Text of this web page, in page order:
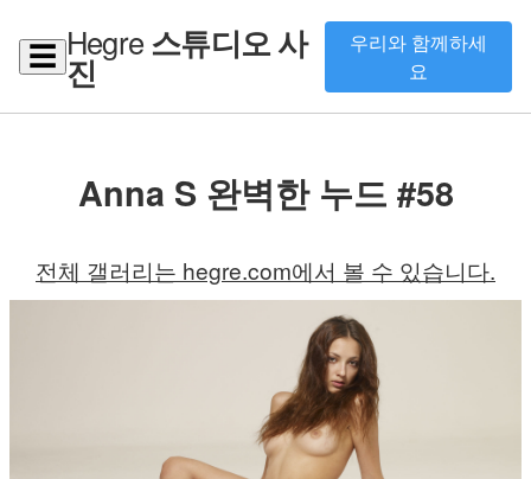
☰ Hegre스튜디오 사
진
우리와 함께하세
요
Anna S 완벽한 누드 #58
전체 갤러리는 hegre.com에서 볼 수 있습니다.